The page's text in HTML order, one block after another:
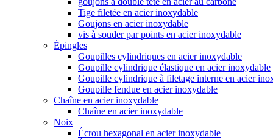
Tige filetée en acier inoxydable
Goujons en acier inoxydable
vis à souder par points en acier inoxydable
Épingles
Goupilles cylindriques en acier inoxydable
Goupille cylindrique élastique en acier inoxydable
Goupille cylindrique à filetage interne en acier
Goupille fendue en acier inoxydable
Chaîne en acier inoxydable
Chaîne en acier inoxydable
Noix
Écrou hexagonal en acier inoxydable